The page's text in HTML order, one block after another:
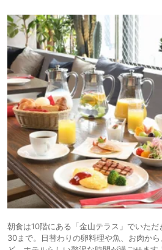
朝食は10階にある「金山テラス」でいた
30まで。日替わりの卵料理や魚、お肉か